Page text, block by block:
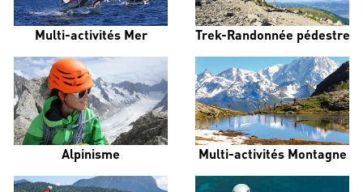
Multi-activités Mer Trek-Randonnée pédestre
Alpinisme Multi-activités Montagne